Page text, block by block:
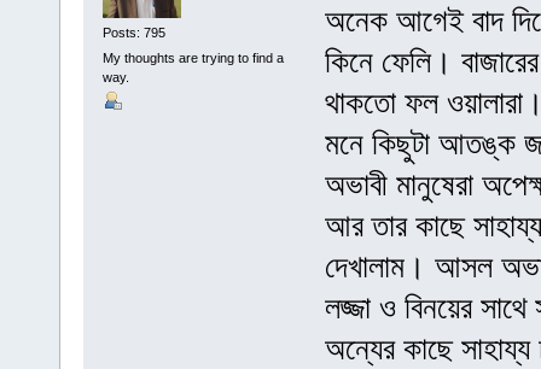
Posts: 795
My thoughts are trying to find a
way.
অনেক আগেই বাদ
কিনে ফেলি।
থাকতো ফল
মনে কিছুটা আতঙ্ক
অভাবী মানুষেরা
আর তার কাছে
দেখালাম। আসল
লজ্জা ও বিনয়ের
অন্যের কাছে